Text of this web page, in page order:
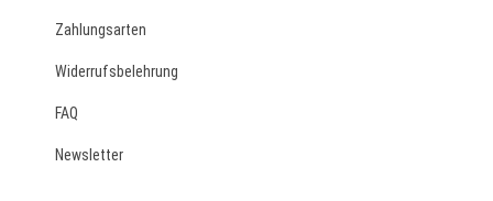
Zahlungsarten
Widerrufsbelehrung
FAQ
Newsletter